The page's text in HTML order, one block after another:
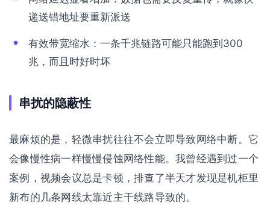
递送错地址要重新派送
有效带宽缩水：一条千兆链路可能只能跑到300
兆，而且时好时坏
串扰的隐蔽性
最麻烦的是，轻微串扰往往不会立即导致网络中断。它
会像慢性病一样慢慢侵蚀网络性能。我曾经遇到过一个
案例，视频会议总是卡顿，排查了半天才发现是机柜里
新布的几条网线太靠近主干线路导致的。